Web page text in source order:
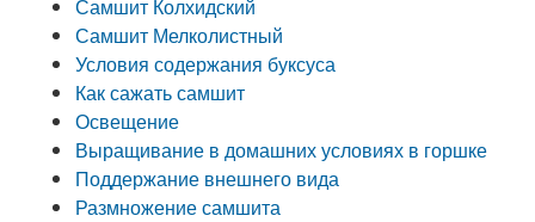
Самшит Колхидский
Самшит Мелколистный
Условия содержания буксуса
Как сажать самшит
Освещение
Выращивание в домашних условиях в горшке
Поддержание внешнего вида
Размножение самшита